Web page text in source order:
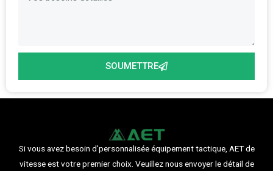
SOUMETTRE
Si vous avez besoin d'personnalisée équipement tactique, AET de
vitesse est votre premier choix. Veuillez nous envoyer le détail de